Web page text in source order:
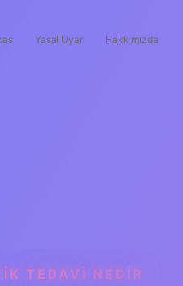
Yasal Uyarı Hakkımızda
TEDAVI NEDIR